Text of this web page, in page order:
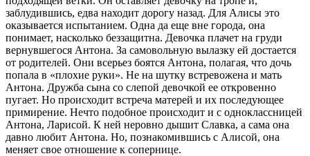
заблудившись, едва находит дорогу назад. Для Алисы это
оказывается испытанием. Одна да еще вне города, она
понимает, насколько беззащитна. Девочка плачет на груди
вернувшегося Антона. За самовольную вылазку ей достается
от родителей. Они всерьез боятся Антона, полагая, что дочь
попала в «плохие руки». Не на шутку встревожена и мать
Антона. Дружба сына со слепой девочкой ее откровенно
пугает. Но происходит встреча матерей и их последующее
примирение. Нечто подобное происходит и с одноклассницей
Антона, Ларисой. К ней неровно дышит Славка, а сама она
давно любит Антона. Но, познакомившись с Алисой, она
меняет свое отношение к сопернице.